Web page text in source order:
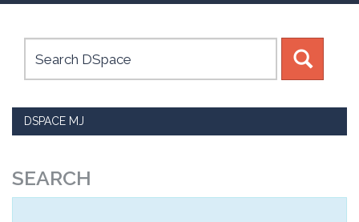
Canais
DSPACE MJ
SEARCH